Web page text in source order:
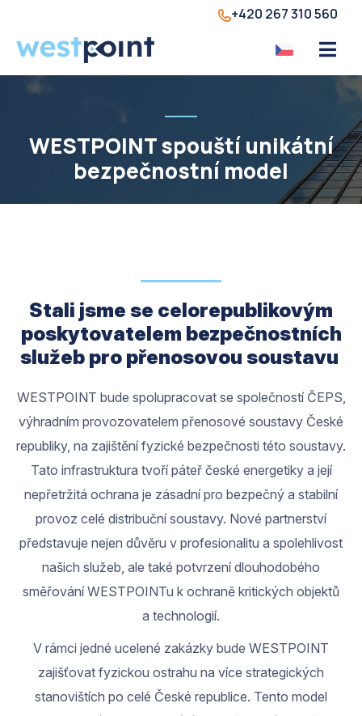
+420 267 310 560
WESTPOINT spouští unikátní
bezpečnostní model
Stali jsme se celorepublikovým
poskytovatelem bezpečnostních
služeb pro přenosovou soustavu
WESTPOINT bude spolupracovat se společností ČEPS,
výhradním provozovatelem přenosové soustavy České
republiky, na zajištění fyzické bezpečnosti této soustavy.
Tato infrastruktura tvoří páteř české energetiky a její
nepřetržitá ochrana je zásadní pro bezpečný a stabilní
provoz celé distribuční soustavy. Nové partnerství
představuje nejen důvěru v profesionalitu a spolehlivost
našich služeb, ale také potvrzení dlouhodobého
směřování WESTPOINTu k ochraně kritických objektů
a technologií.
V rámci jedné ucelené zakázky bude WESTPOINT
zajišťovat fyzickou ostrahu na více strategických
stanovištích po celé České republice. Tento model